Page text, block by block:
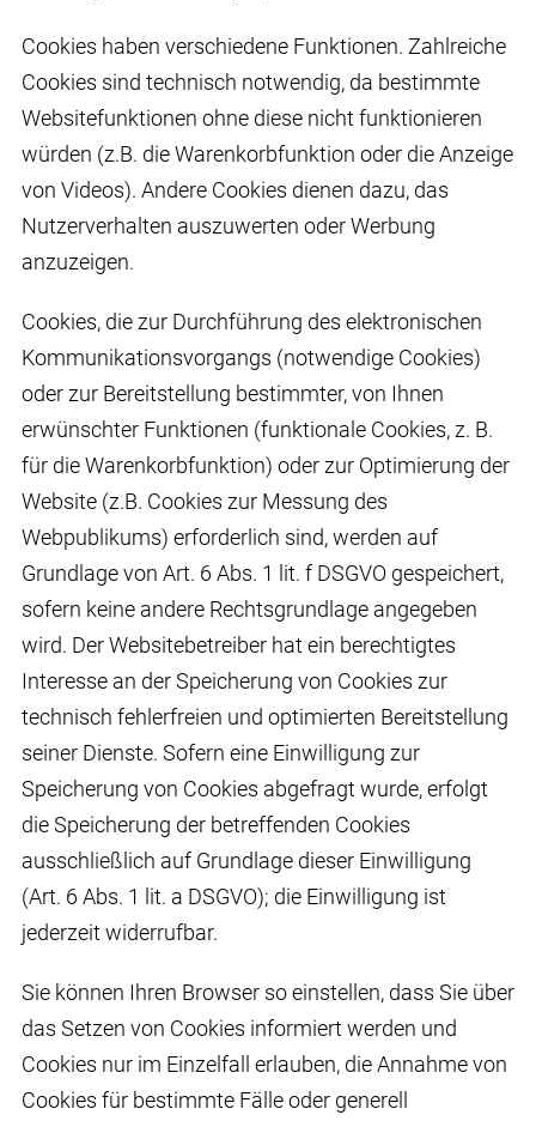
Cookies haben verschiedene Funktionen. Zahlreiche
Cookies sind technisch notwendig, da bestimmte
Websitefunktionen ohne diese nicht funktionieren
würden (z.B. die Warenkorbfunktion oder die Anzeige
von Videos). Andere Cookies dienen dazu, das
Nutzerverhalten auszuwerten oder Werbung
anzuzeigen.
Cookies, die zur Durchführung des elektronischen
Kommunikationsvorgangs (notwendige Cookies)
oder zur Bereitstellung bestimmter, von Ihnen
erwünschter Funktionen (funktionale Cookies, z. B.
für die Warenkorbfunktion) oder zur Optimierung der
Website (z.B. Cookies zur Messung des
Webpublikums) erforderlich sind, werden auf
Grundlage von Art. 6 Abs. 1 lit. f DSGVO gespeichert,
sofern keine andere Rechtsgrundlage angegeben
wird. Der Websitebetreiber hat ein berechtigtes
Interesse an der Speicherung von Cookies zur
technisch fehlerfreien und optimierten Bereitstellung
seiner Dienste. Sofern eine Einwilligung zur
Speicherung von Cookies abgefragt wurde, erfolgt
die Speicherung der betreffenden Cookies
ausschließlich auf Grundlage dieser Einwilligung
(Art. 6 Abs. 1 lit. a DSGVO); die Einwilligung ist
jederzeit widerrufbar.
Sie können Ihren Browser so einstellen, dass Sie über
das Setzen von Cookies informiert werden und
Cookies nur im Einzelfall erlauben, die Annahme von
Cookies für bestimmte Fälle oder generell